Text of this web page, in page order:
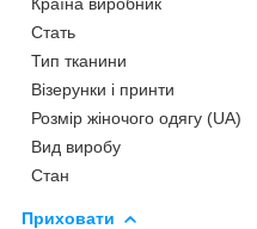
Стать
Тип тканини
Візерунки і принти
Розмір жіночого одягу (UA)
Вид виробу
Стан
Приховати